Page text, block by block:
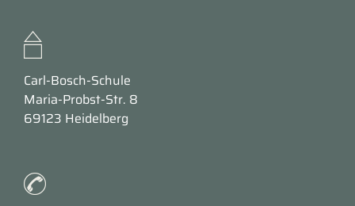
Carl-Bosch-Schule
Maria-Probst-Str. 8
69123 Heidelberg